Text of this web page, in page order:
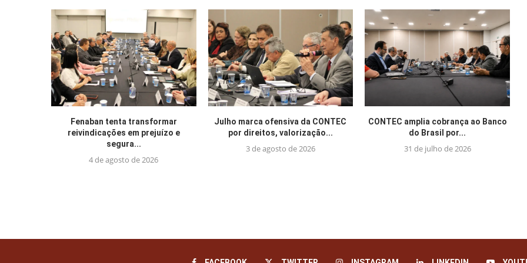
Fenaban tenta transformar
reivindicações em prejuízo e
segura...
4 de agosto de 2026
Julho marca ofensiva da CONTEC
por direitos, valorização...
3 de agosto de 2026
CONTEC amplia cobrança ao Banco
do Brasil por...
31 de julho de 2026